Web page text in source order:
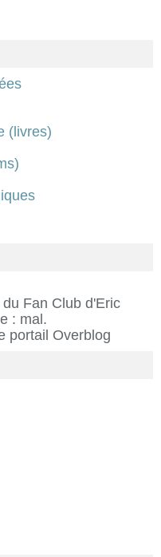
Fan Club d'Eric
: mal.
portail Overblog
(livres)